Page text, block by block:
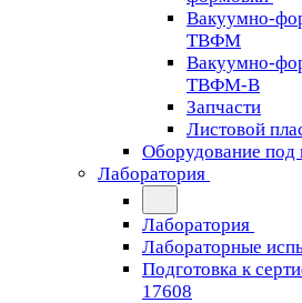
Вакуумно-
ТВФМ
Вакуумно-
ТВФМ-В
Запчасти
Листовой
Оборудование под
Лаборатория
Лаборатория
Лабораторные
Подготовка к
17608